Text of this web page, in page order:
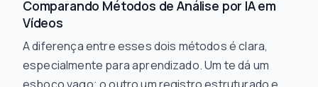
Comparando Métodos de Análise por IA em
Vídeos
A diferença entre esses dois métodos é clara,
especialmente para aprendizado. Um te dá um